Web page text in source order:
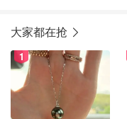
大家都在抢
1